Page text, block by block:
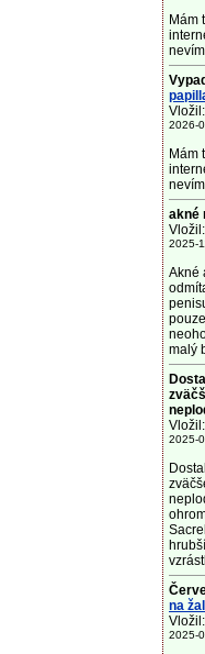
Mám
2026-
Mám
akné
2025-
Akné
malý
2025-
na
2025-